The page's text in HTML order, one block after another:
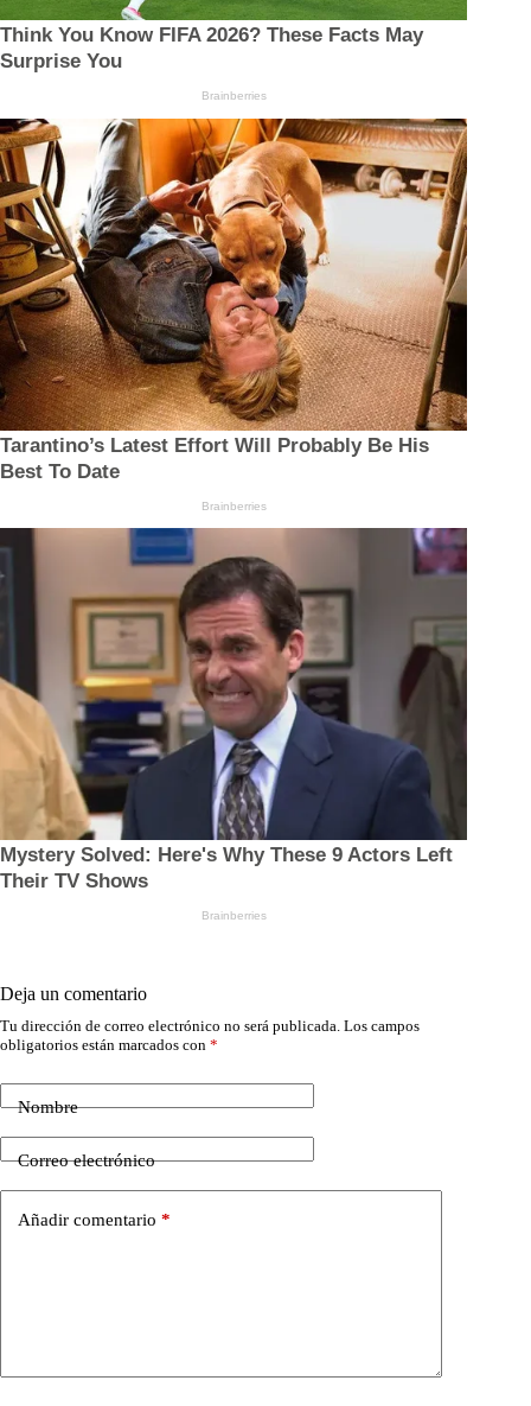
Deja un comentario
Tu dirección de correo electrónico no será publicada. Los campos
obligatorios están marcados con *
Nombre
Correo electrónico
Añadir comentario *